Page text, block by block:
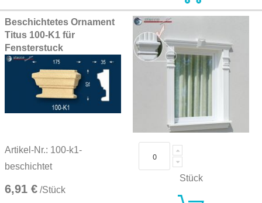
Beschichtetes Ornament
Titus 100-K1 für
Fensterstuck
Artikel-Nr.: 100-k1-
beschichtet
6,91 € /Stück
Stück